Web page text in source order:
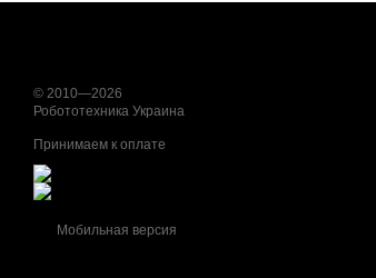
© 2010—2026
Робототехника Украина
Принимаем к оплате
Мобильная версия